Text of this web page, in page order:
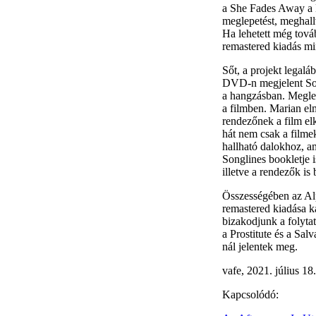
a She Fades Away
meglepetést,
Ha lehetett még
remastered kiadás
Sőt, a projekt
DVD-n megjelent
a hangzásban.
a filmben. Marian
rendezőnek a film
hát nem csak a
hallható dalokhoz,
Songlines bookletje
illetve a rendezők is
Összességében az
remastered kiadása
bizakodjunk a
a Prostitute és a
nál jelentek meg.
vafe, 2021. július 18.
Kapcsolódó: